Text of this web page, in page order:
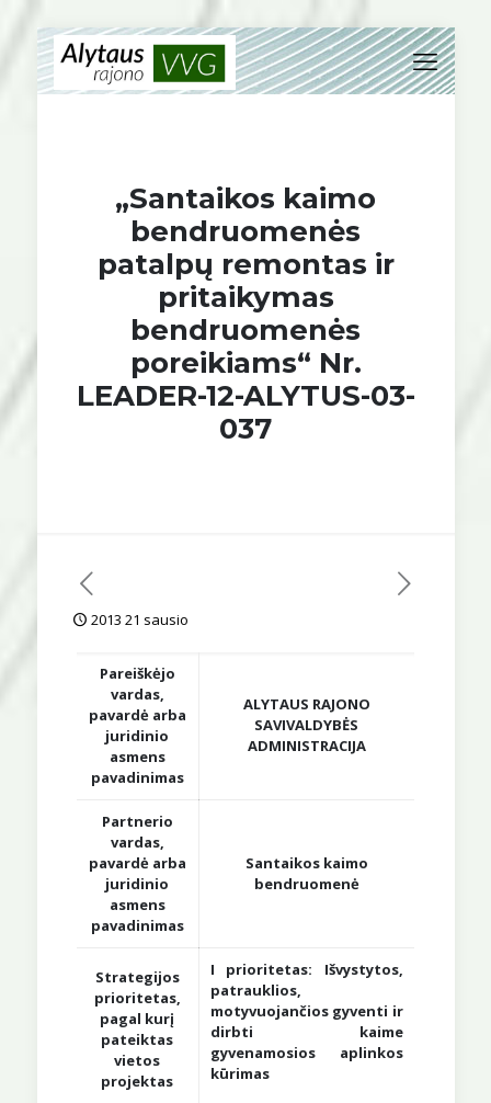
„Santaikos kaimo
bendruomenės
patalpų remontas ir
pritaikymas
bendruomenės
poreikiams“ Nr.
LEADER-12-ALYTUS-03-
037
2013 21 sausio
Pareiškėjo
vardas,
pavardė arba
juridinio
asmens
pavadinimas
ALYTAUS RAJONO
SAVIVALDYBĖS
ADMINISTRACIJA
Partnerio
vardas,
pavardė arba
juridinio
asmens
pavadinimas
Santaikos kaimo
bendruomenė
Strategijos
prioritetas,
pagal kurį
pateiktas
vietos
projektas
I prioritetas: Išvystytos,
patrauklios,
motyvuojančios gyventi ir
dirbti kaime
gyvenamosios aplinkos
kūrimas